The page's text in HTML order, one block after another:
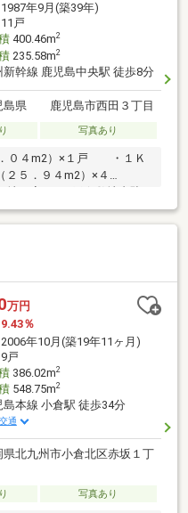
1987年9月(築39年)
戸
400.46m2
235.58m2
新幹線 鹿児島中央駅 徒歩8分
島県 鹿児島市西田３丁目
写真あり
０４m2）×１戸 ・１Ｋ
５．９４m2）×４
月額１０万円で想定（現
万円
9.43％
2006年10月(築19年11ヶ月)
戸
386.02m2
548.75m2
島本線 小倉駅 徒歩34分
通
県北九州市小倉北区赤坂１丁
写真あり